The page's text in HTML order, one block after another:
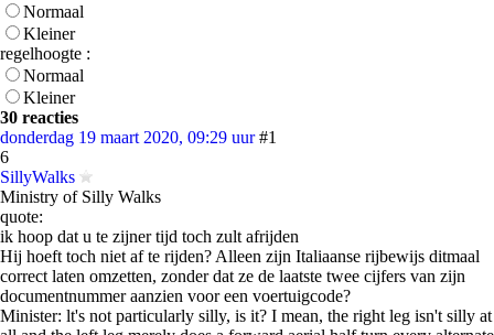
Normaal
Kleiner
regelhoogte :
Normaal
Kleiner
30 reacties
donderdag 19 maart 2020, 09:29 uur #1
6
SillyWalks
Ministry of Silly Walks
quote:
ik hoop dat u te zijner tijd toch zult afrijden
Hij hoeft toch niet af te rijden? Alleen zijn Italiaanse rijbewijs ditmaal
correct laten omzetten, zonder dat ze de laatste twee cijfers van zijn
documentnummer aanzien voor een voertuigcode?
Minister: lt's not particularly silly, is it? I mean, the right leg isn't silly at